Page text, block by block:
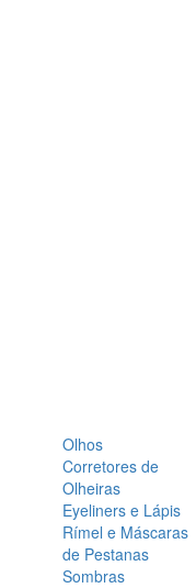
Olhos
Corretores de
Olheiras
Eyeliners e Lápis
Rímel e Máscaras
de Pestanas
Sombras